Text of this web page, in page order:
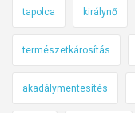
tapolca királynő
természetkárosítás
akadálymentesítés